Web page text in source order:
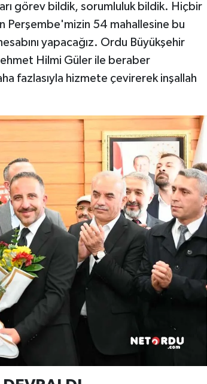
görev bildik, sorumluluk bildik. Hiçbir
Perşembe'mizin 54 mahallesine bu
yapacağız. Ordu Büyükşehir
Hilmi Güler ile beraber
fazlasıyla hizmete çevirerek inşallah